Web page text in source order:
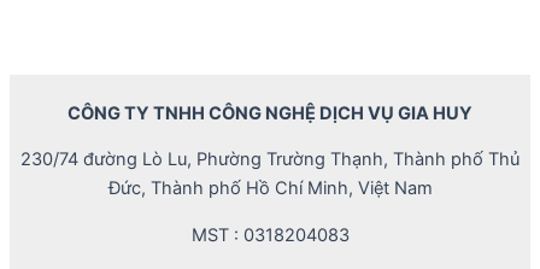
CÔNG TY TNHH CÔNG NGHỆ DỊCH VỤ GIA HUY
230/74 đường Lò Lu, Phường Trường Thạnh, Thành phố Thủ
Đức, Thành phố Hồ Chí Minh, Việt Nam
MST : 0318204083